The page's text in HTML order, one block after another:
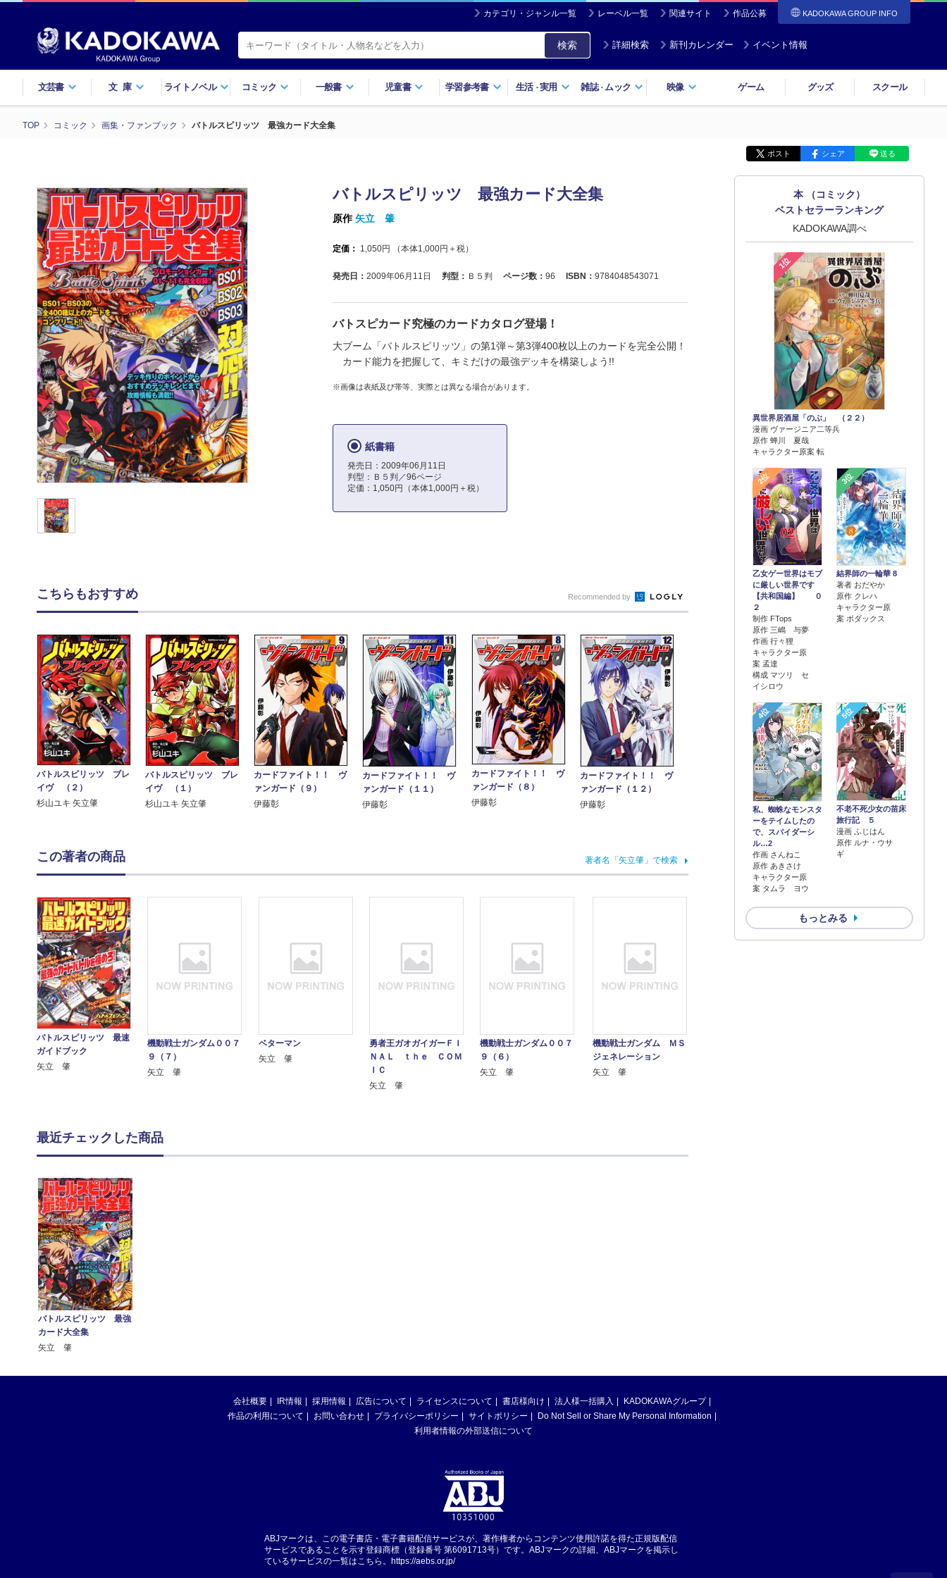
カテゴリ・ジャンル一覧 レーベル一覧 関連サイト 作品公募 KADOKAWA GROUP INFO
検索 詳細検索 新刊カレンダー イベント情報
文芸書 文庫 ライトノベル コミック 一般書 児童書 学習参考書 生活・実用 雑誌・ ムック 映像 ゲーム グッズ スクール
TOP コミック 画集・ファンブック バトルスピリッツ 最強カード大全集
ポスト シェア 送る
バトルスピリッツ 最強カード大全集
原作矢立 肇
定価： 1,050円 （本体1,000円＋税）
発売日： 2009年06月11日 判型： Ｂ５判 ページ数： 96 ISBN： 9784048543071
バトスピカード究極のカードカタログ登場！
大ブーム「バトルスピリッツ」の第1弾～第3弾400枚以上のカードを完全公開！
カード能力を把握して、キミだけの最強デッキを構築しよう!!
※画像は表紙及び帯等、実際とは異なる場合があります。
紙書籍
発売日：2009年06月11日
判型：Ｂ５判／96ページ
定価：1,050円（本体1,000円＋税）
本 （コミック）
ベストセラーランキング
KADOKAWA調べ
1位
異世界居酒屋「のぶ」 （２２）
漫画 ヴァージニア二等兵
原作 蝉川 夏哉
キャラクター原案 転
2位
乙女ゲー世界はモブ
に厳しい世界です
【共和国編】 ０
２
制作 FTops
原作 三嶋 与夢
作画 行々狸
キャラクター原
案 孟達
構成 マツリ セ
イシロウ
3位
結界師の一輪華 8
著者 おだやか
原作 クレハ
キャラクター原
案 ボダックス
4位
私、蜘蛛なモンスタ
ーをテイムしたの
で、スパイダーシ
ル…2
作画 さんねこ
原作 あきさけ
キャラクター原
案 タムラ ヨウ
5位
不老不死少女の苗床
旅行記 ５
漫画 ふじはん
原作 ルナ・ウサ
ギ
もっとみる
こちらもおすすめ Recommended by
バトルスピリッツ ブレ
イヴ （２）
杉山ユキ 矢立肇
バトルスピリッツ ブレ
イヴ （１）
杉山ユキ 矢立肇
カードファイト！！ ヴ
ァンガード（９）
伊藤彰
カードファイト！！ ヴ
ァンガード（１１）
伊藤彰
カードファイト！！ ヴ
ァンガード（８）
伊藤彰
カードファイト！！ ヴ
ァンガード（１２）
伊藤彰
この著者の商品 著者名「矢立肇」で検索
バトルスピリッツ 最速
ガイドブック
矢立 肇
機動戦士ガンダム００７
９（７）
矢立 肇
ベターマン
矢立 肇
勇者王ガオガイガーＦＩ
ＮＡＬ ｔｈｅ ＣＯＭ
ＩＣ
矢立 肇
機動戦士ガンダム００７
９（６）
矢立 肇
機動戦士ガンダム ＭＳ
ジェネレーション
矢立 肇
最近チェックした商品
バトルスピリッツ 最強
カード大全集
矢立 肇
会社概要 IR情報 採用情報 広告について ライセンスについて 書店様向け 法人様一括購入
KADOKAWAグループ
作品の利用について
お問い合わせ プライバシーポリシー サイトポリシー
Do Not Sell or Share My Personal Information
利用者情報の外部送信について
ABJマークは、この電子書店・電子書籍配信サービスが、著作権者からコンテンツ使用許諾を得た正規版配信
サービスであることを示す登録商標（登録番号 第6091713号）です。ABJマークの詳細、ABJマークを掲示し
ているサービスの一覧はこちら。 https://aebs.or.jp/